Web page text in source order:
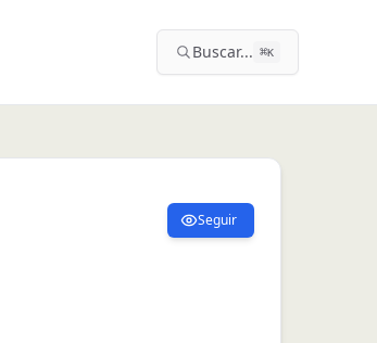
Buscar... ⌘K
Seguir